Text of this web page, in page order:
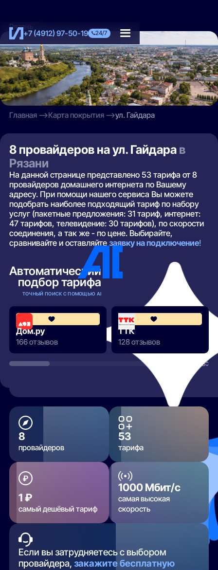
+7 (4912) 97-50-19 24/7
Рязань
Главная Карта покрытия ул. Гайдара
8 провайдеров на ул. Гайдара в
Рязани
На данной странице представлено 53 тарифа от 8
провайдеров домашнего интернета по Вашему
адресу. При помощи нашего сервиса Вы можете
подобрать наиболее подходящий тариф по набору
услуг (пакетные предложения: 31 тариф, интернет:
47 тарифов, телевидение: 30 тарифов), по скорости
соединения, а так же - по цене. Выбирайте,
сравнивайте и оставляйтезаявку на подключение!
Автоматический
подбор тарифа
ТОЧНЫЙ ПОИСК С ПОМОЩЬЮ AI
4.3
Дом.ру
166 отзывов
ТТК
128 отзывов
РАЗВЕРНУТЬ
8
провайдеров
53
тарифа
1 ₽
самый дешёвый тариф
1000 Мбит/с
самая высокая
скорость
Если вы затрудняетесь с выбором
провайдера,закажите бесплатную